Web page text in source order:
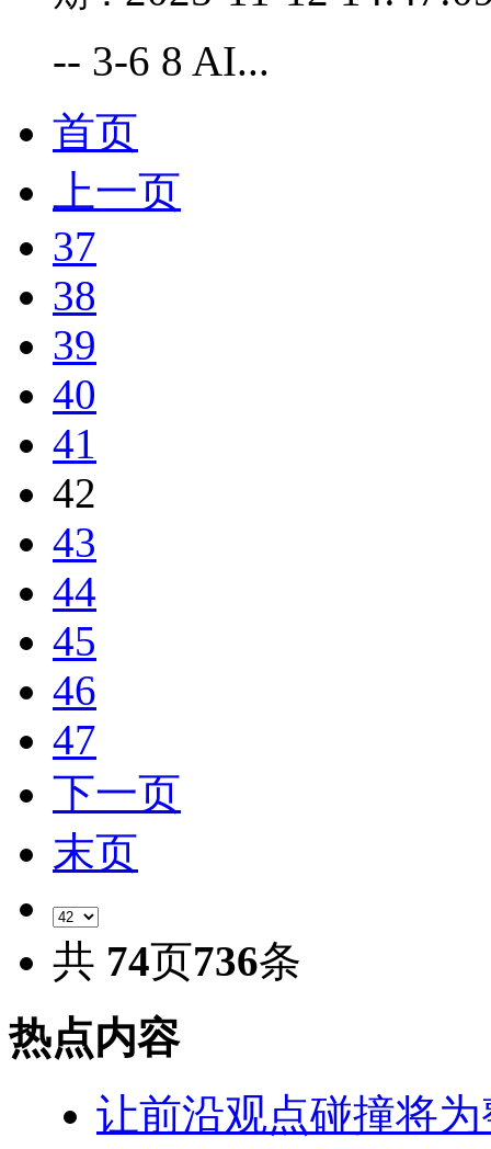
-- 3-6 8 AI...
首页
上一页
37
38
39
40
41
42
43
44
45
46
47
下一页
末页
共 74页736条
热点内容
让前沿观点碰撞将